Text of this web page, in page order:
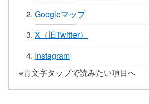
Googleマップ
X（旧Twitter）
Instagram
※青文字タップで読みたい項目へ